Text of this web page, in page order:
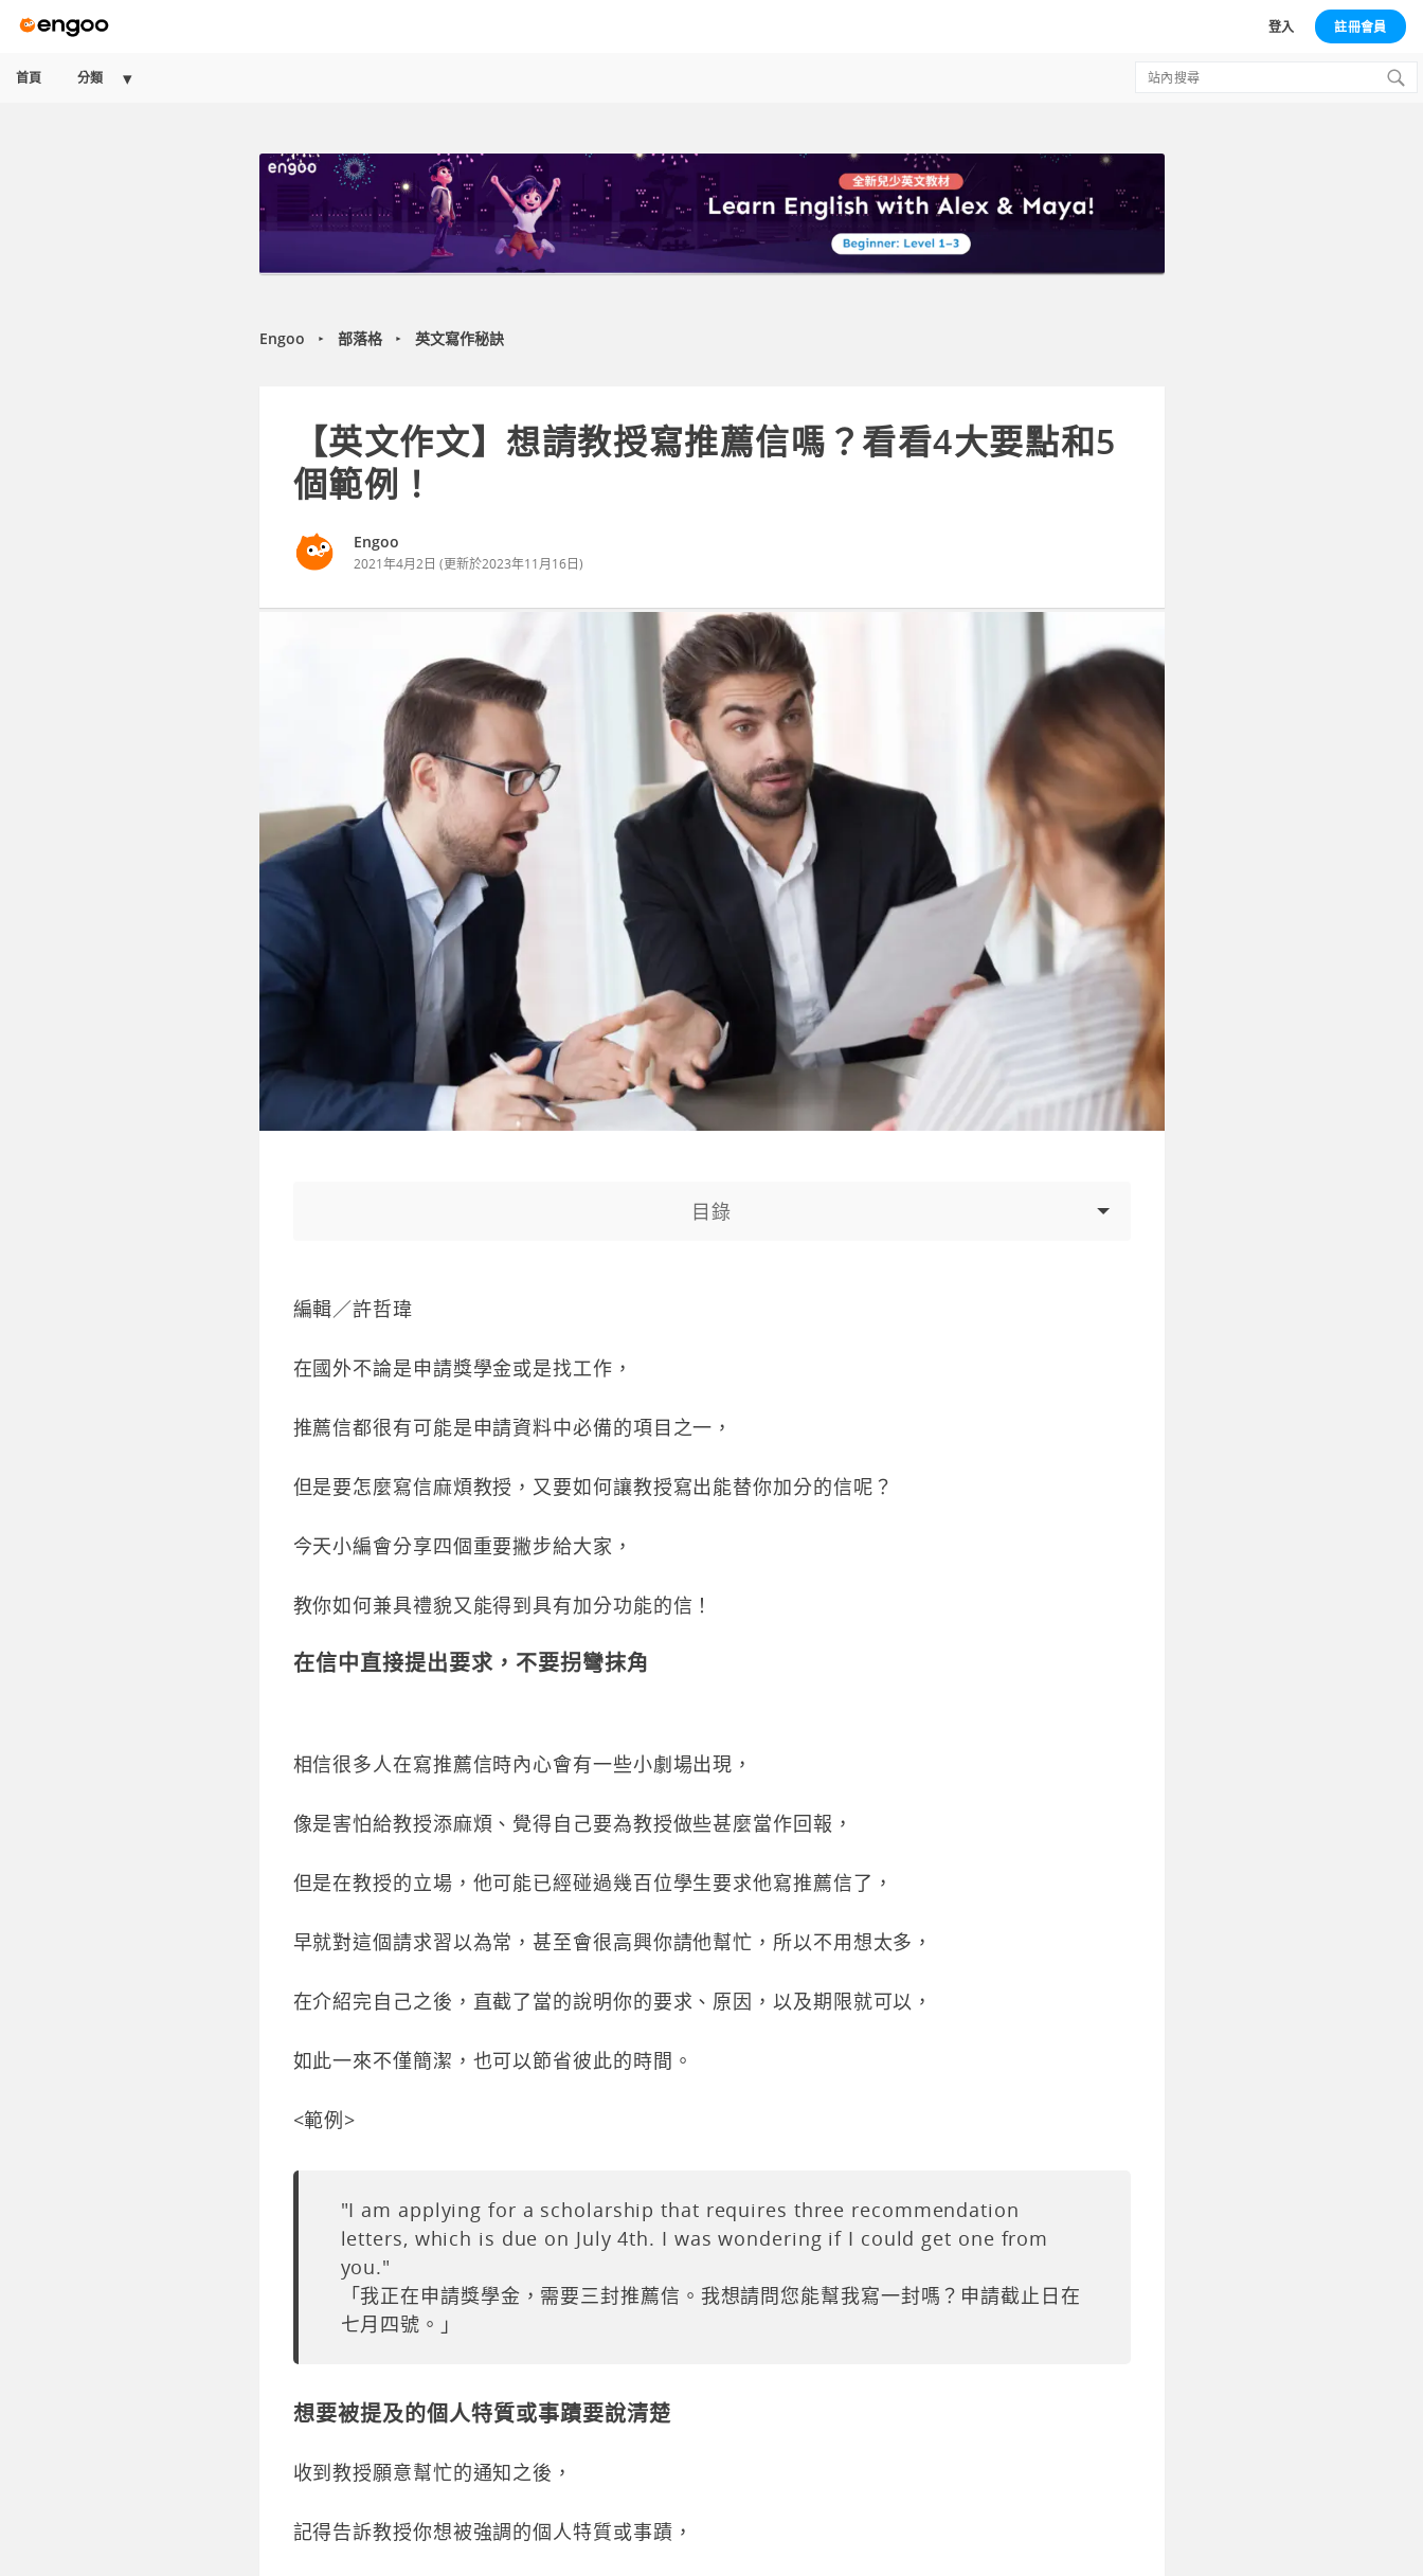
登入 註冊會員
首頁 分類
Search
Engoo ► 部落格 ► 英文寫作秘訣
【英文作文】想請教授寫推薦信嗎？看看4大要點和5
個範例！
Engoo
2021年4月2日 (更新於2023年11月16日)
目錄
編輯／許哲瑋
在國外不論是申請獎學金或是找工作，
推薦信都很有可能是申請資料中必備的項目之一，
但是要怎麼寫信麻煩教授，又要如何讓教授寫出能替你加分的信呢？
今天小編會分享四個重要撇步給大家，
教你如何兼具禮貌又能得到具有加分功能的信！
在信中直接提出要求，不要拐彎抹角
相信很多人在寫推薦信時內心會有一些小劇場出現，
像是害怕給教授添麻煩、覺得自己要為教授做些甚麼當作回報，
但是在教授的立場，他可能已經碰過幾百位學生要求他寫推薦信了，
早就對這個請求習以為常，甚至會很高興你請他幫忙，所以不用想太多，
在介紹完自己之後，直截了當的說明你的要求、原因，以及期限就可以，
如此一來不僅簡潔，也可以節省彼此的時間。
<範例>
"I am applying for a scholarship that requires three recommendation
letters, which is due on July 4th. I was wondering if I could get one from
you."
「我正在申請獎學金，需要三封推薦信。我想請問您能幫我寫一封嗎？申請截止日在
七月四號。」
想要被提及的個人特質或事蹟要說清楚
收到教授願意幫忙的通知之後，
記得告訴教授你想被強調的個人特質或事蹟，